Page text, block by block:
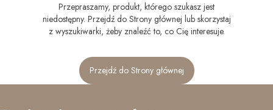
Przepraszamy, produkt, którego szukasz jest
niedostępny. Przejdź do Strony głównej lub skorzystaj
z wyszukiwarki, żeby znaleźć to, co Cię interesuje.
Przejdź do Strony głównej